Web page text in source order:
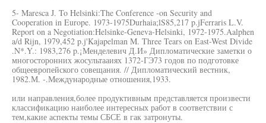
5- Maresca J. To Helsinki:The Conference -on Security and
Cooperation in Europe. 1973-1975Durhaia;lS85,217 p.jFerraris L.V.
Report on a Negotiation:Helsinke-Geneva-Helsinki, 1972-1975.Aalphen
a/d Rijn, 1979,452 p.j'Kajapelman M. Three Tears on East-West Divide
.N*.Y.: 1983,276 p.¡Менделевич Д.И» Дипломатические заметки о
многосторонних жосультааиях 1372-ГЭ73 годов по подготовке
общеевропейского совещания. // Дипломатический вестник,
1982.М. -.Международные отношения,1933.
или направления,более продуктивным представляется произвести
классификацию наиболее интересных работ в соответствии с
тем,какие аспекты темы СБСЕ в гак затронуты.